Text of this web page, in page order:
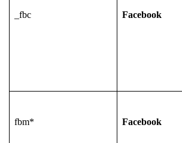
_fbc Facebook
fbm* Facebook